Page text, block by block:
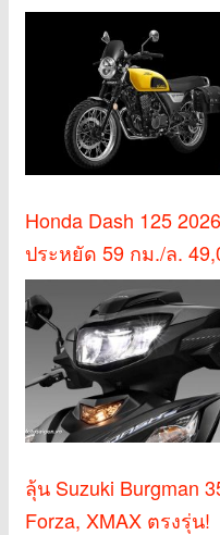
Honda Dash 125
ประหยัด 59 กม./ล.
ลุ้น Suzuki Burgman
Forza, XMAX ตรงรุ่น!